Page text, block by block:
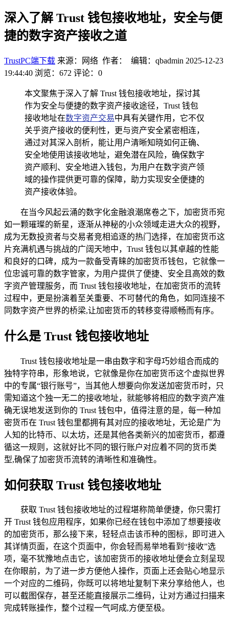
深入了解 Trust 钱包接收地址，安全与便
捷的数字资产接收之道
TrustPC端下载 来源：网络 作者： 编辑：qbadmin 2025-12-23
19:44:40 浏览：672 评论：0
本文聚焦于深入了解 Trust 钱包接收地址，探讨其
作为安全与便捷的数字资产接收途径，Trust 钱包
接收地址在数字资产交易中具有关键作用，它不仅
关乎资产接收的便利性，更与资产安全紧密相连，
通过对其深入剖析，能让用户清晰知晓如何正确、
安全地使用该接收地址，避免潜在风险，确保数字
资产顺利、安全地进入钱包，为用户在数字资产领
域的操作提供更可靠的保障，助力实现安全便捷的
资产接收体验。
在当今风起云涌的数字化金融浪潮席卷之下，加密货币宛
如一颗璀璨的新星，逐渐从神秘的小众领域走进大众的视野，
成为无数投资者与交易者竞相追逐的热门选择，在加密货币这
片充满机遇与挑战的广阔天地中，Trust 钱包以其卓越的性能
和良好的口碑，成为一款备受青睐的加密货币钱包，它就像一
位忠诚可靠的数字管家，为用户提供了便捷、安全且高效的数
字资产管理服务，而 Trust 钱包接收地址，在加密货币的流转
过程中，更是扮演着至关重要、不可替代的角色，如同连接不
同数字资产世界的桥梁,让加密货币的转移变得顺畅而有序。
什么是 Trust 钱包接收地址
Trust 钱包接收地址是一串由数字和字母巧妙组合而成的
独特字符串，形象地说，它就像是你在加密货币这个虚拟世界
中的专属“银行账号”，当其他人想要向你发送加密货币时，只
需知道这个独一无二的接收地址，就能够将相应的数字资产准
确无误地发送到你的 Trust 钱包中，值得注意的是，每一种加
密货币在 Trust 钱包里都拥有其对应的接收地址，无论是广为
人知的比特币、以太坊，还是其他各类新兴的加密货币，都遵
循这一规则，这就好比不同的银行账户对应着不同的货币类
型,确保了加密货币流转的清晰性和准确性。
如何获取 Trust 钱包接收地址
获取 Trust 钱包接收地址的过程堪称简单便捷，你只需打
开 Trust 钱包应用程序，如果你已经在钱包中添加了想要接收
的加密货币，那么接下来，轻轻点击该币种的图标，即可进入
其详情页面，在这个页面中，你会轻而易举地看到“接收”选
项，毫不犹豫地点击它，该加密货币的接收地址便会立刻呈现
在你眼前，为了进一步方便他人操作，页面上还会贴心地显示
一个对应的二维码，你既可以将地址复制下来分享给他人，也
可以截图保存，甚至还能直接展示二维码，让对方通过扫描来
完成转账操作，整个过程一气呵成,方便至极。